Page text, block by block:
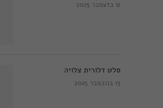
12 בדצמבר 2025
סלט דלורית צלויה
13 בנובמבר 2025